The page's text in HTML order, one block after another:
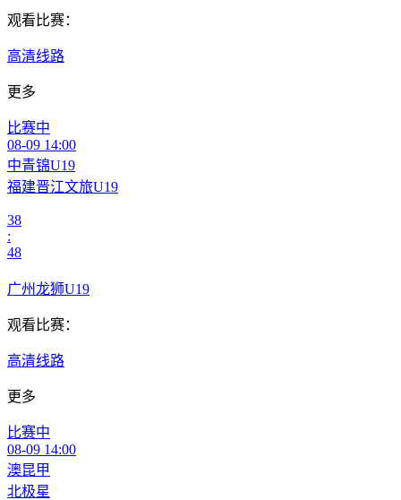
观看比赛：
高清线路
更多
比赛中
08-09 14:00
中青锦U19
福建晋江文旅U19
38
:
48
广州龙狮U19
观看比赛：
高清线路
更多
比赛中
08-09 14:00
澳昆甲
北极星